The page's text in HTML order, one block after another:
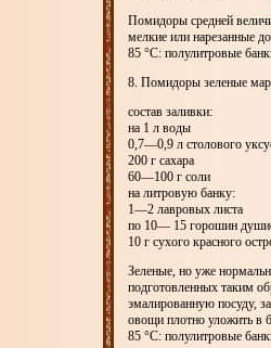
Помидоры средней
мелкие или нарезанные
85 °С: полулитровые
8. Помидоры зеленые
состав заливки:
на 1 л воды
0,7—0,9 л столового
200 г сахара
60—100 г соли
на литровую банку:
1—2 лавровых листа
по 10— 15 горошин
10 г сухого красного
Зеленые, но уже
подготовленных таким
эмалированную посуду,
овощи плотно уложить в
85 °С: полулитровые